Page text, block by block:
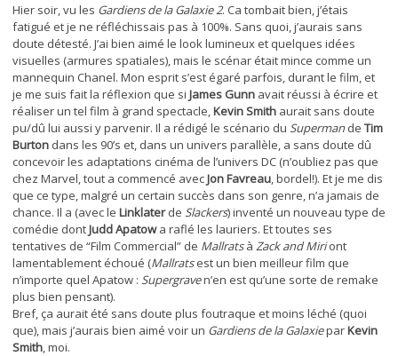
Hier soir, vu les Gardiens de la Galaxie 2. Ca tombait bien, j’étais
fatigué et je ne réfléchissais pas à 100%. Sans quoi, j’aurais sans
doute détesté. J’ai bien aimé le look lumineux et quelques idées
visuelles (armures spatiales), mais le scénar était mince comme un
mannequin Chanel. Mon esprit s’est égaré parfois, durant le film, et
je me suis fait la réflexion que si James Gunn avait réussi à écrire et
réaliser un tel film à grand spectacle, Kevin Smith aurait sans doute
pu/dû lui aussi y parvenir. Il a rédigé le scénario du Supermande Tim
Burton dans les 90’s et, dans un univers parallèle, a sans doute dû
concevoir les adaptations cinéma de l’univers DC (n’oubliez pas que
chez Marvel, tout a commencé avecJon Favreau , bordel!). Et je me dis
que ce type, malgré un certain succès dans son genre, n’a jamais de
chance. Il a (avec le Linklaterde Slackers) inventé un nouveau type de
comédie dontJudd Apatowa raflé les lauriers. Et toutes ses
tentatives de “Film Commercial” de Mallratsà Zack and Miriont
lamentablement échoué (Mallratsest un bien meilleur film que
n’importe quel Apatow : Supergraven’en est qu’une sorte de remake
plus bien pensant).
Bref, ça aurait été sans doute plus foutraque et moins léché (quoi
que), mais j’aurais bien aimé voir un Gardiens de la GalaxieparKevin
Smith , moi.